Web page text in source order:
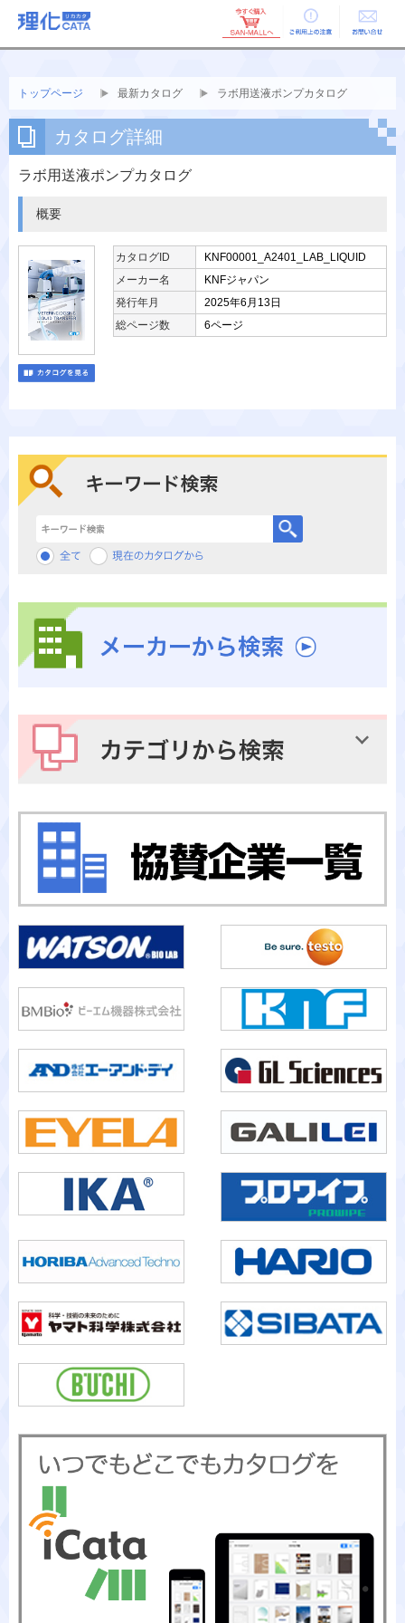
ご利用上の お問い合せ
トップページ 最新カタログ ラボ用送液ポンプカタログ
カタログ詳細
ラボ用送液ポンプカタログ
概要
カタログID
KNF00001_A2401_LAB_LIQUID
メーカー名
KNFジャパン
発行年月
2025年6月13日
総ページ数
6ページ
キーワード検索